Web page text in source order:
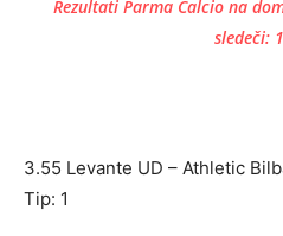
Rezultati Parma Calcio na
sledeči:
3.55 Levante UD – Athletic
Tip: 1